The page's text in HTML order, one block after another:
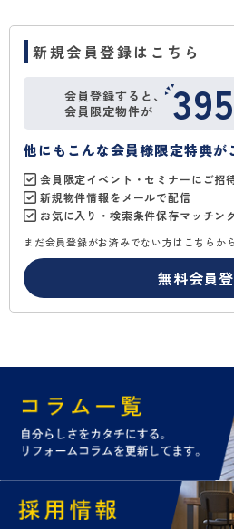
新規会員登録はこちら
会員登録すると、
会員限定物件が
395
他にもこんな会員様限定特典が
会員限定イベント・セミナーにご招
新規物件情報をメールで配信
お気に入り・検索条件保存マッチン
まだ会員登録がお済みでない方はこちらか
無料会員